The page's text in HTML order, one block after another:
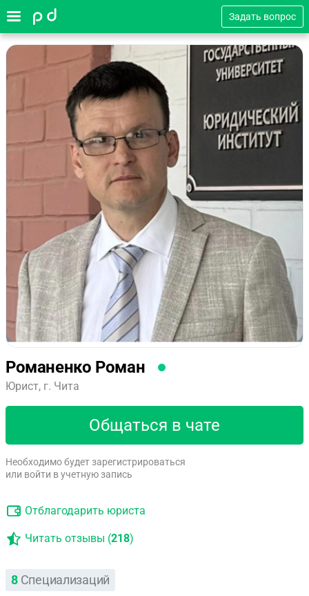
Задать вопрос
Романенко Роман
Юрист, г. Чита
Общаться в чате
Необходимо будет зарегистрироваться
или войти в учетную запись
Отблагодарить юриста
Читать отзывы (218)
8 Специализаций